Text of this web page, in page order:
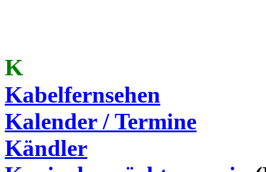
K
Kabelfernsehen
Kalender / Termine
Kändler